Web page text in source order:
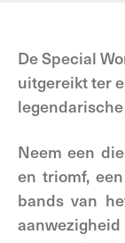
De Special
uitgereikt ter
Neem een
en triomf,
bands van